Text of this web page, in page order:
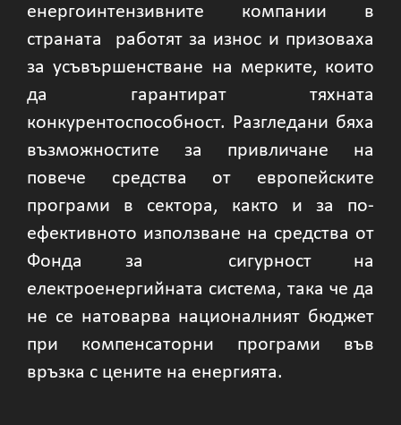
енергоинтензивните компании в
страната работят за износ и призоваха
за усъвършенстване на мерките, които
да гарантират тяхната
конкурентоспособност. Разгледани бяха
възможностите за привличане на
повече средства от европейските
програми в сектора, както и за по-
ефективното използване на средства от
Фонда за сигурност на
електроенергийната система, така че да
не се натоварва националният бюджет
при компенсаторни програми във
връзка с цените на енергията.